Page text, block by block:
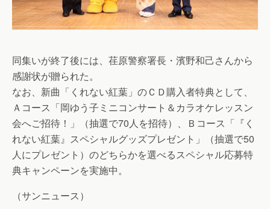
同集いが終了後には、荏原警察署長・濱野和己さんから
感謝状が贈られた。
なお、新曲「くれない紅葉」のＣＤ購入者特典として、
Ａコース「岡ゆう子ミニコンサート＆カラオケレッスン
会へご招待！」（抽選で70人を招待）、Ｂコース「『く
れない紅葉』スペシャルグッズプレゼント」（抽選で50
人にプレゼント）のどちらかを選べるスペシャル応募特
典キャンペーンを実施中。
（サンニュース）